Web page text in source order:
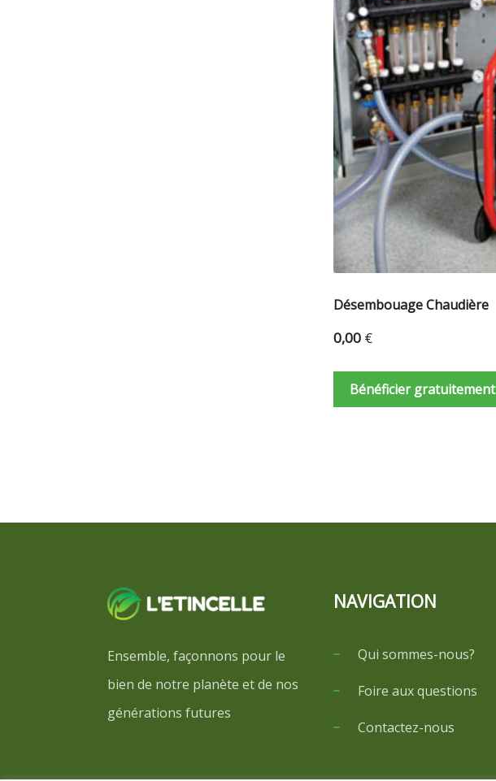
Désembouage Chaudière
0,00 €
Bénéficier gratuitement
Ensemble, façonnons pour le
bien de notre planète et de nos
générations futures
NAVIGATION
Qui sommes-nous?
Foire aux questions
Contactez-nous